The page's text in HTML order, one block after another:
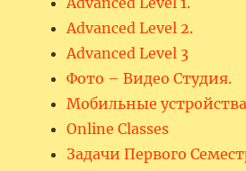
Advanced Level 2.
Advanced Level 3
Фото – Видео Студия.
Мобильные
Online Classes
Задачи Первого